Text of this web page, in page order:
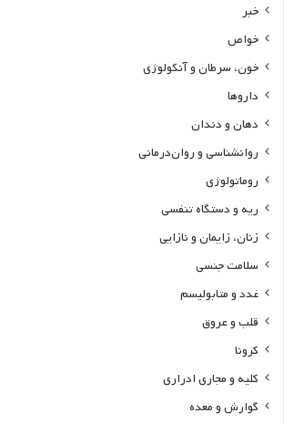
خبر
خواص
خون، سرطان و آنکولوژی
داروها
دهان و دندان
روانشناسی و روان‌درمانی
روماتولوژی
ریه و دستگاه تنفسی
زنان، زایمان و نازایی
سلامت جنسی
غدد و متابولیسم
قلب و عروق
کرونا
کلیه و مجاری ادراری
گوارش و معده